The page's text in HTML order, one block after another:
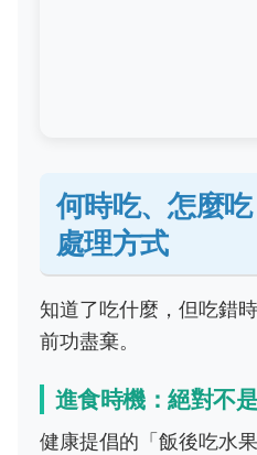
何時吃、怎麼
處理方式
知道了吃什麼，但吃錯
前功盡棄。
進食時機：絕對不
健康提倡的「飯後吃水